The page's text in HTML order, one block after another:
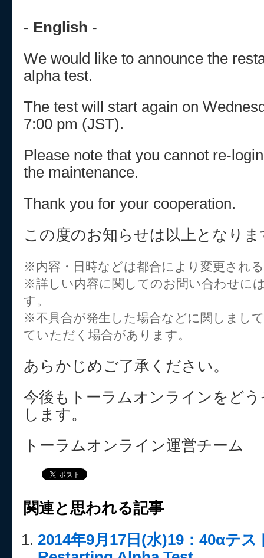
- English -
We would like to announce the
alpha test.
The test will start again on
7:00 pm (JST).
Please note that you cannot re-
the maintenance.
Thank you for your cooperation.
この度のお知らせは以上となりま
※内容・日時などは都合により変更され
※詳しい内容に関してのお問い合わせに
す。
※不具合が発生した場合などに関しまし
ていただく場合があります。
あらかじめご了承ください。
今後もトーラムオンラインをど
します。
トーラムオンライン運営チーム
関連と思われる記事
2014年9月17日(水)19：40αテ